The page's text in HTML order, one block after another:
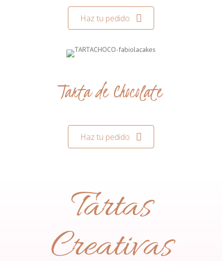
Haz tu pedido
Tarta de Chocolate
Haz tu pedido
Tartas
Creativas